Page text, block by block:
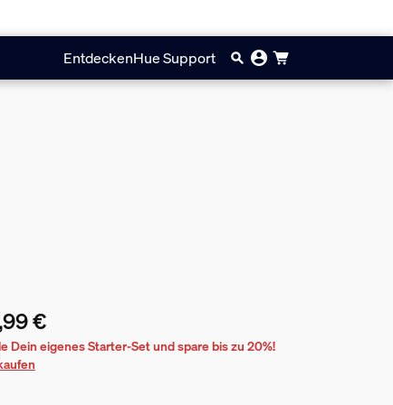
EntdeckenHue Support
Preis ist 139,99 €
€
Dein eigenes Starter-Set und spare bis zu 20%!